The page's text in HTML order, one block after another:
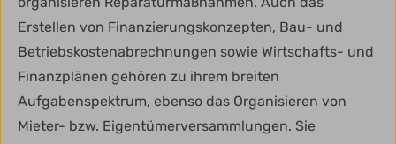
Erstellen von Finanzierungskonzepten, Bau- und
Betriebskostenabrechnungen sowie Wirtschafts- und
Finanzplänen gehören zu ihrem breiten
Aufgabenspektrum, ebenso das Organisieren von
Mieter- bzw. Eigentümerversammlungen. Sie